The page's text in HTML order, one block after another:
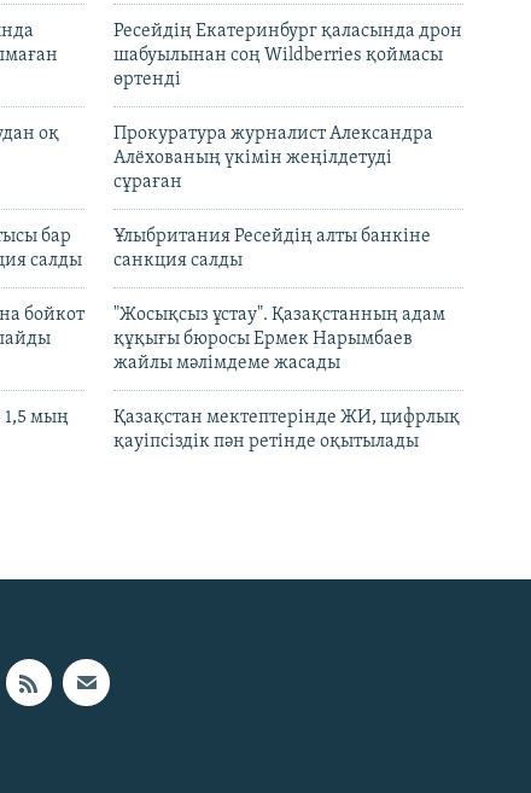
Ресейдің Екатеринбург қаласында дрон
шабуылынан соң Wildberries қоймасы
өртенді
оқ
Прокуратура журналист Александра
Алёхованың үкімін жеңілдетуді
сұраған
бар
салды
Ұлыбритания Ресейдің алты банкіне
санкция салды
бойкот
"Жосықсыз ұстау". Қазақстанның адам
құқығы бюросы Ермек Нарымбаев
жайлы мәлімдеме жасады
мың
Қазақстан мектептерінде ЖИ, цифрлық
қауіпсіздік пән ретінде оқытылады